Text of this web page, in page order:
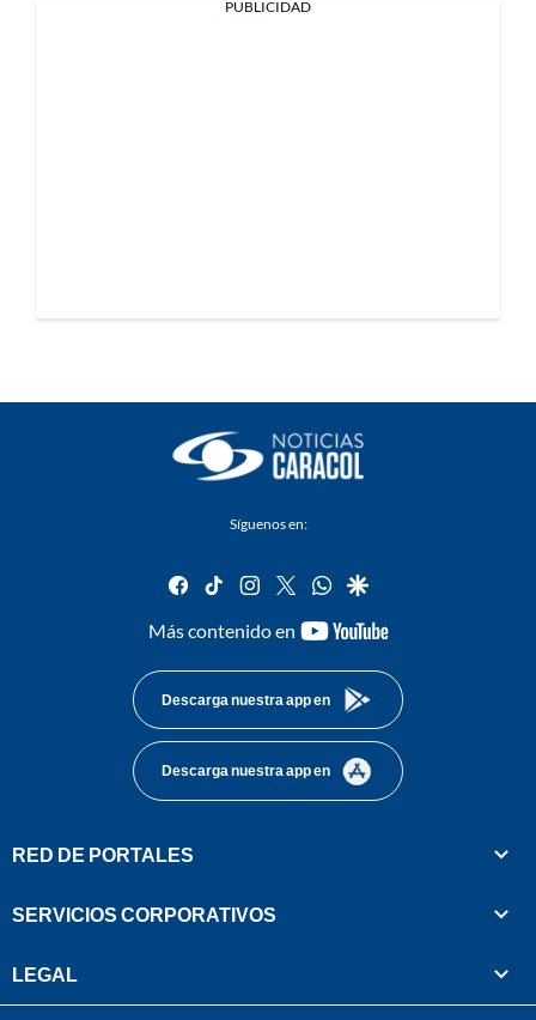
PUBLICIDAD
Síguenos en:
facebook
tiktok instagram
twitterwhatsapp
google
Más contenido en
youtube-
Descarga nuestra app en
Descarga nuestra app en
RED DE PORTALES
SERVICIOS CORPORATIVOS
LEGAL